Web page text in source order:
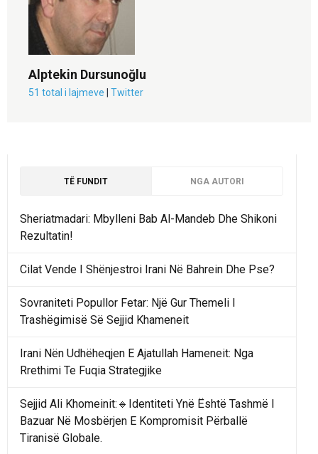
Alptekin Dursunoğlu
51 total i lajmeve Twitter
TË FUNDIT NGA AUTORI
Sheriatmadari: Mbylleni Bab Al-Mandeb Dhe Shikoni
Rezultatin!
Cilat Vende I Shënjestroi Irani Në Bahrein Dhe Pse?
Sovraniteti Popullor Fetar: Një Gur Themeli I
Trashëgimisë Së Sejjid Khameneit
Irani Nën Udhëheqjen E Ajatullah Hameneit: Nga
Rrethimi Te Fuqia Strategjike
Sejjid Ali Khomeinit:🔹Identiteti Ynë Është Tashmë I
Bazuar Në Mosbërjen E Kompromisit Përballë
Tiranisë Globale.